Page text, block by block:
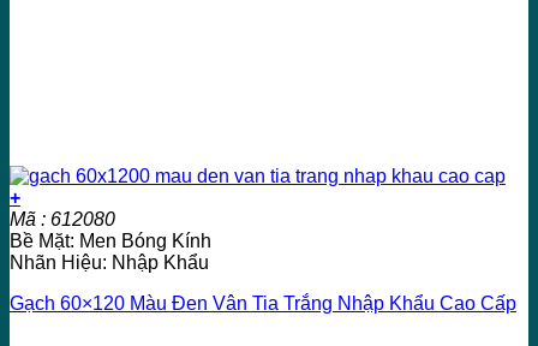
+
Mã : 612080
Bề Mặt: Men Bóng Kính
Nhãn Hiệu: Nhập Khẩu
Gạch 60×120 Màu Đen Vân Tia Trắng Nhập Khẩu Cao Cấp